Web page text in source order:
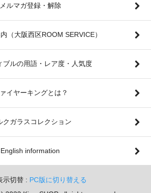
メルマガ登録・解除
（大阪西区ROOM SERVICE）
ブルの用語・レア度・人気度
イヤーキングとは？
クガラスコレクション
English information
示切替 : PC版に切り替える